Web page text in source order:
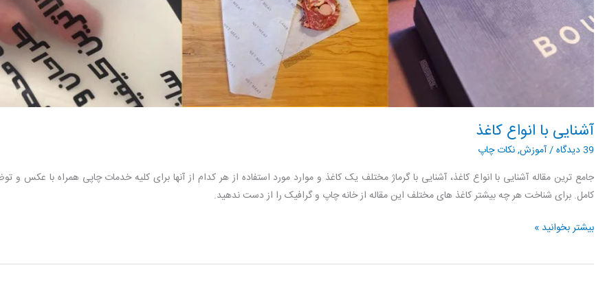
آشنایی با انواع کاغذ
39 دیدگاه /آموزش,نکات چاپ
جامع ترین مقاله آشنایی با انواع کاغذ، آشنایی با گرماژ مختلف یک کاغذ و موارد مورد استفاده از هر کدام از آنها برای کلیه خدمات چاپی همراه با عکس و
کامل. برای شناخت هر چه بیشتر کاغذ های مختلف این مقاله از خانه چاپ و گرافیک را از دست ندهید.
آشنایی
انواع
بیشتر بخوانید »